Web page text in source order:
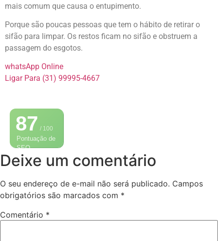
mais comum que causa o entupimento.
Porque são poucas pessoas que tem o hábito de retirar o
sifão para limpar. Os restos ficam no sifão e obstruem a
passagem do esgotos.
whatsApp Online
Ligar Para (31) 99995-4667
87/ 100
Pontuação de
SEO
Deixe um comentário
O seu endereço de e-mail não será publicado. Campos
obrigatórios são marcados com *
Comentário *